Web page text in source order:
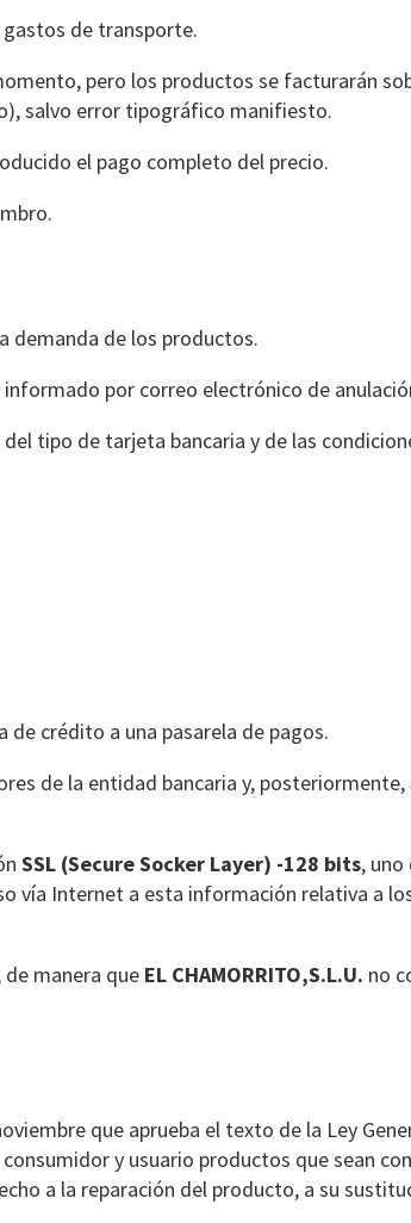
de transporte.
pero los productos se facturarán
salvo error tipográfico manifiesto.
el pago completo del precio.
demanda de los productos.
por correo electrónico de
tipo de tarjeta bancaria y de las
crédito a una pasarela de pagos.
de la entidad bancaria y,
SSL (Secure Socker Layer) -128 bits,
vía Internet a esta información relativa a
manera que EL CHAMORRITO,S.L.U. no
que aprueba el texto de la Ley
y usuario productos que sean
a la reparación del producto, a su